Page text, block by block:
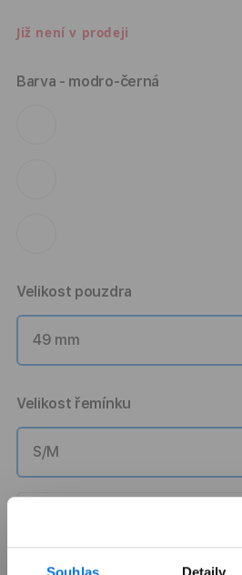
Již není v prodeji
Barva - modro-černá
Velikost pouzdra
49 mm
Velikost řemínku
S/M